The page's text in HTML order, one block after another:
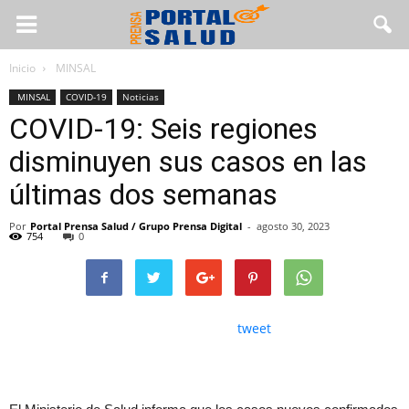
Inicio MINSAL
MINSAL COVID-19 Noticias
COVID-19: Seis regiones
disminuyen sus casos en las
últimas dos semanas
Por Portal Prensa Salud / Grupo Prensa Digital - agosto 30, 2023
754 0
tweet